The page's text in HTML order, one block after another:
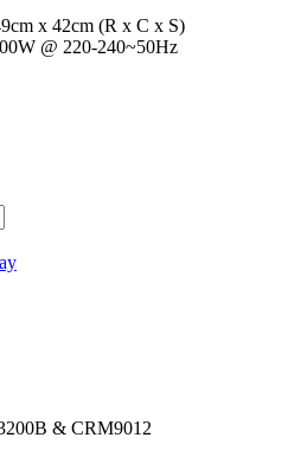
x 42cm (R x C x S)
@ 220-240~50Hz
& CRM9012